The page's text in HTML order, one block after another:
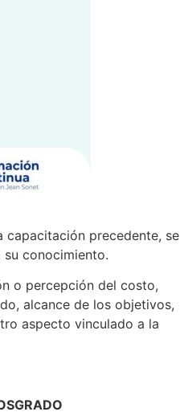
capacitación precedente, se
conocimiento.
o percepción del costo,
alcance de los objetivos,
aspecto vinculado a la